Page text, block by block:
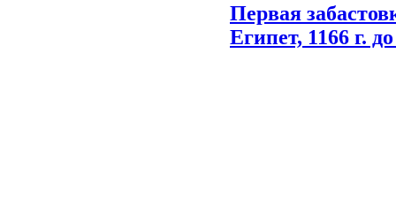
Первая
Египет, 1166 г.